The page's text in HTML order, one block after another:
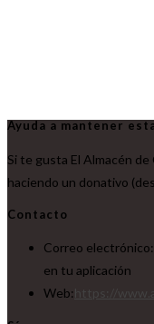
Ayuda a mantener
Si te gusta El Almacén
haciendo un donativo
Contacto
Correo electrónico:
en tu aplicación
Web: